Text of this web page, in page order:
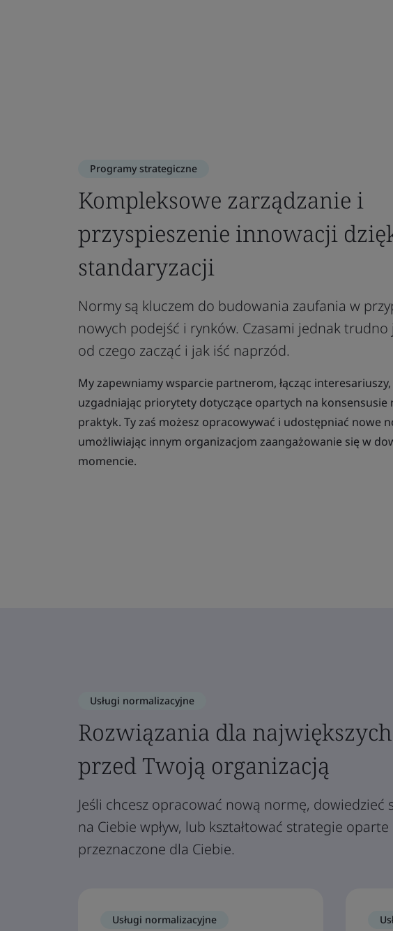
Programy strategiczne
Kompleksowe zarządzanie i
przyspieszenie innowacji
standaryzacji
Normy są kluczem do budowania zaufania w
nowych podejść i rynków. Czasami jednak trudno
od czego zacząć i jak iść naprzód.
My zapewniamy wsparcie partnerom, łącząc
uzgadniając priorytety dotyczące opartych na konsensusie
praktyk. Ty zaś możesz opracowywać i udostępniać nowe
umożliwiając innym organizacjom zaangażowanie się w
momencie.
Usługi normalizacyjne
Rozwiązania dla
przed Twoją organizacją
Jeśli chcesz opracować nową normę, dowiedzieć
na Ciebie wpływ, lub kształtować strategie
przeznaczone dla Ciebie.
Usługi normalizacyjne